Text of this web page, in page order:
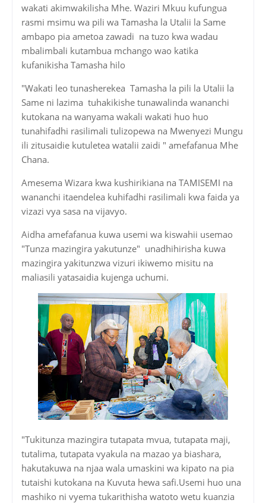
wakati akimwakilisha Mhe. Waziri Mkuu kufungua
rasmi msimu wa pili wa Tamasha la Utalii la Same
ambapo pia ametoa zawadi na tuzo kwa wadau
mbalimbali kutambua mchango wao katika
kufanikisha Tamasha hilo
"Wakati leo tunasherekea Tamasha la pili la Utalii la
Same ni lazima tuhakikishe tunawalinda wananchi
kutokana na wanyama wakali wakati huo huo
tunahifadhi rasilimali tulizopewa na Mwenyezi Mungu
ili zitusaidie kutuletea watalii zaidi " amefafanua Mhe
Chana.
Amesema Wizara kwa kushirikiana na TAMISEMI na
wananchi itaendelea kuhifadhi rasilimali kwa faida ya
vizazi vya sasa na vijavyo.
Aidha amefafanua kuwa usemi wa kiswahii usemao
"Tunza mazingira yakutunze" unadhihirisha kuwa
mazingira yakitunzwa vizuri ikiwemo misitu na
maliasili yatasaidia kujenga uchumi.
"Tukitunza mazingira tutapata mvua, tutapata maji,
tutalima, tutapata vyakula na mazao ya biashara,
hakutakuwa na njaa wala umaskini wa kipato na pia
tutaishi kutokana na Kuvuta hewa safi.Usemi huo una
mashiko ni vyema tukarithisha watoto wetu kuanzia